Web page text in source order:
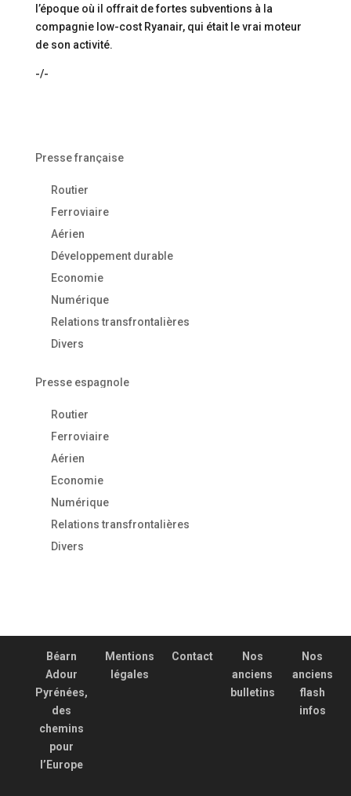
l’époque où il offrait de fortes subventions à la
compagnie low-cost Ryanair, qui était le vrai moteur
de son activité.
-/-
Presse française
Routier
Ferroviaire
Aérien
Développement durable
Economie
Numérique
Relations transfrontalières
Divers
Presse espagnole
Routier
Ferroviaire
Aérien
Economie
Numérique
Relations transfrontalières
Divers
Béarn
Adour
Pyrénées,
des
chemins
pour
l’Europe
Mentions
légales
Contact
Nos
anciens
bulletins
Nos
anciens
flash
infos